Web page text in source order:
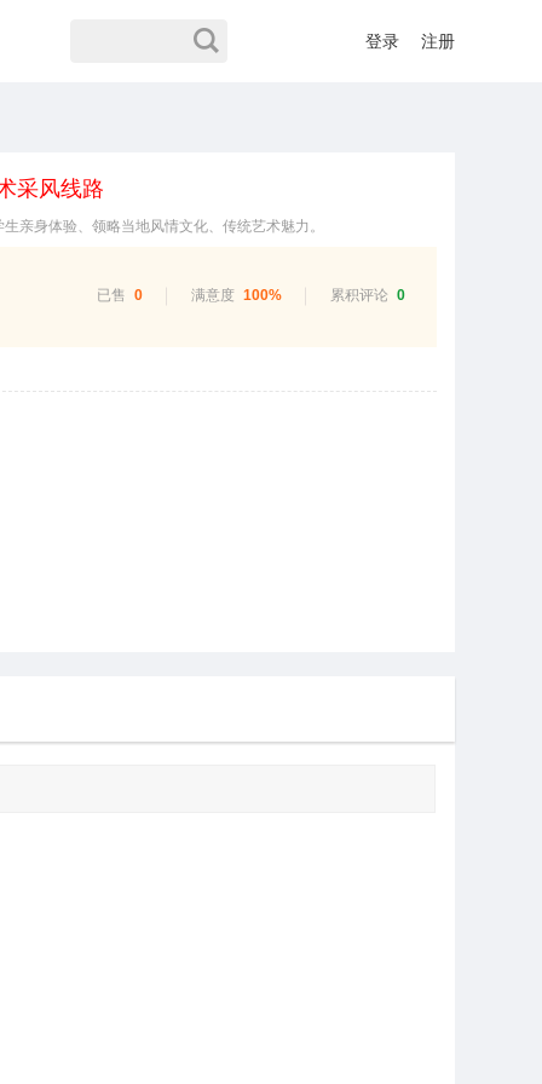
登录 注册
采风线路
亲身体验、领略当地风情文化、传统艺术魅力。
已售 0 满意度 100% 累积评论 0